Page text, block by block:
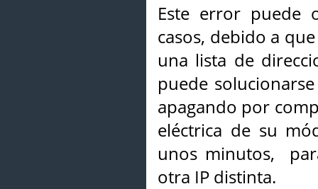
Este error puede
casos, debido a
una lista de
puede
apagando por
eléctrica de su
unos minutos,
otra IP distinta.